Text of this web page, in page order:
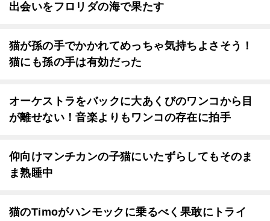
出会いをフロリダの海で果たす
猫が孫の手でかかれてめっちゃ気持ちよさそう！
猫にも孫の手は有効だった
オーケストラをバックに大あくびのワンコから目
が離せない！音楽よりもワンコの存在に拍手
仰向けマンチカンの子猫にいたずらしてもそのま
ま熟睡中
猫のTimoがハンモックに乗るべく果敢にトライ